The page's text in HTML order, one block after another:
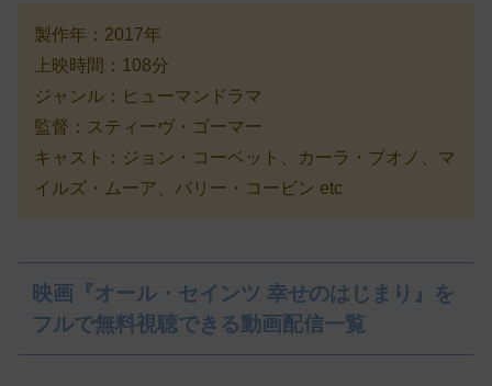
製作年：2017年
上映時間：108分
ジャンル：ヒューマンドラマ
監督：スティーヴ・ゴーマー
キャスト：ジョン・コーベット、カーラ・ブオノ、マ
イルズ・ムーア、バリー・コービン etc
映画『オール・セインツ 幸せのはじまり』を
フルで無料視聴できる動画配信一覧